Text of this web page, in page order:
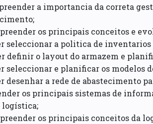
a importancia da correta
os principais conceitos e
seleccionar a politica de
definir o layout do armazem e
seleccionar e planificar os modelos
desenhar a rede de abastecimento
os principais sistemas de
logística;
os principais conceitos da